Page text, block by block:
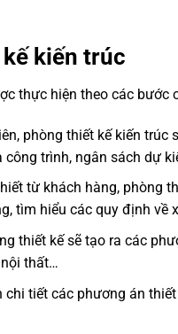
kiến trúc
thực hiện theo các bước
phòng thiết kế kiến trúc
trình, ngân sách dự
từ khách hàng, phòng
tìm hiểu các quy định về
thiết kế sẽ tạo ra các
thất…
tiết các phương án